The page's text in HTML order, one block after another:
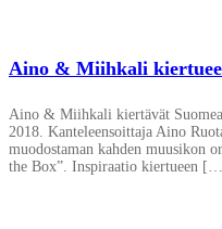
Aino & Miihkali
Aino & Miihkali kiertävät
2018. Kanteleensoittaja Aino
muodostaman kahden muusikon
the Box”. Inspiraatio kiertueen